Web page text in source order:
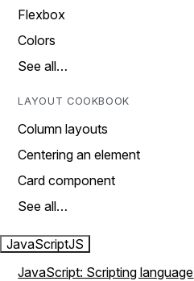
Flexbox
Colors
See all…
LAYOUT COOKBOOK
Column layouts
Centering an element
Card component
See all…
JavaScriptJS
JavaScript: Scripting language